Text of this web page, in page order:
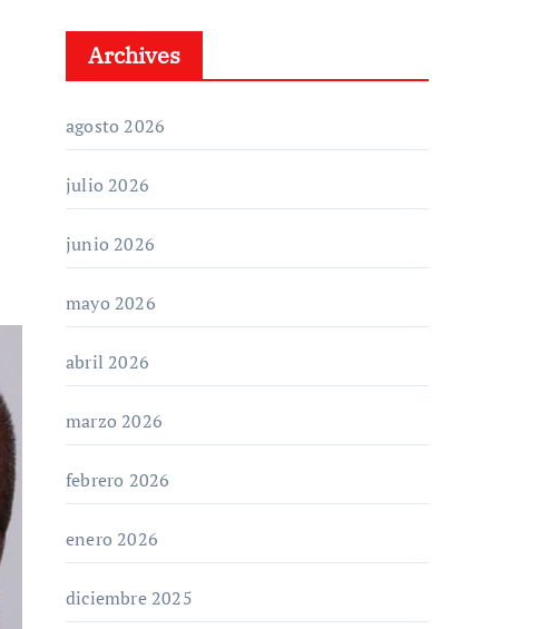
Archives
agosto 2026
julio 2026
junio 2026
mayo 2026
abril 2026
marzo 2026
febrero 2026
enero 2026
diciembre 2025